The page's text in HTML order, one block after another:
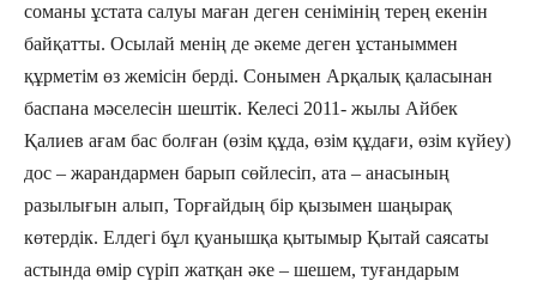
соманы ұстата салуы маған деген сенімінің терең екенін
байқатты. Осылай менің де əкеме деген ұстаныммен
құрметім өз жемісін берді. Сонымен Арқалық қаласынан
баспана мəселесін шештік. Келесі 2011- жылы Айбек
Қалиев ағам бас болған (өзім құда, өзім құдағи, өзім күйеу)
дос – жарандармен барып сөйлесіп, ата – анасының
разылығын алып, Торғайдың бір қызымен шаңырақ
көтердік. Елдегі бұл қуанышқа қытымыр Қытай саясаты
астында өмір сүріп жатқан əке – шешем, туғандарым